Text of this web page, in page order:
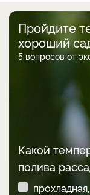
Пройдите
хороший
5 вопросов от
Какой
полива